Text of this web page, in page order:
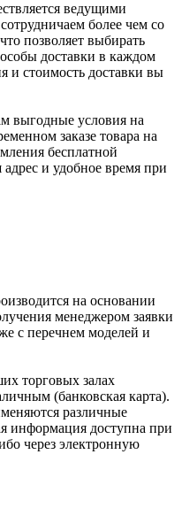
ведущими
более чем со
позволяет выбирать
доставки в каждом
и стоимость доставки вы
выгодные условия на
заказе товара на
бесплатной
и удобное время при
на основании
менеджером заявки
с перечнем моделей и
торговых залах
(банковская карта).
различные
информация доступна при
через электронную